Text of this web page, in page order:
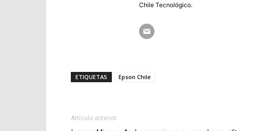
Chile Tecnológico.
ETIQUETAS Epson Chile
Artículo anterior